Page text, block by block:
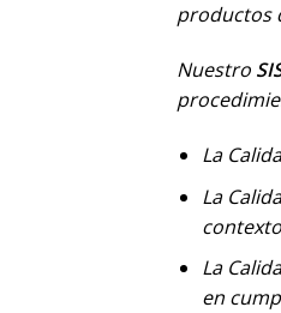
productos
Nuestro
La
La
La
en